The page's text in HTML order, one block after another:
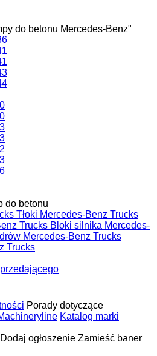
do betonu Mercedes-Benz"
do betonu
Tłoki Mercedes-Benz Trucks
Trucks Bloki silnika Mercedes-
Mercedes-Benz Trucks
Trucks
Porady dotyczące
Katalog marki
Dodaj ogłoszenie Zamieść baner